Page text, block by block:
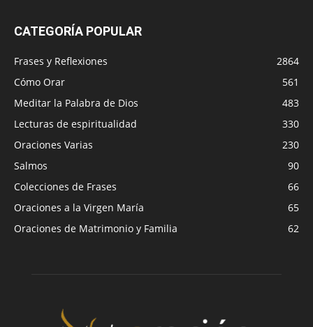
CATEGORÍA POPULAR
Frases y Reflexiones
2864
Cómo Orar
561
Meditar la Palabra de Dios
483
Lecturas de espiritualidad
330
Oraciones Varias
230
Salmos
90
Colecciones de Frases
66
Oraciones a la Virgen María
65
Oraciones de Matrimonio y Familia
62